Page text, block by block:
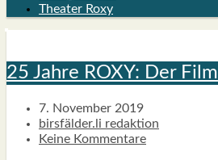
Theater Roxy
25 Jah­re ROXY: Der Film
7. November 2019
birsfälder.li redaktion
Keine Kommentare